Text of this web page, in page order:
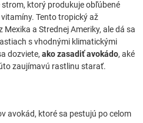
strom, ktorý produkuje obľúbené
Tento tropický až
a Strednej Ameriky, ale dá sa
s vhodnými klimatickými
dozviete, ako zasadiť avokádo, aké
zaujímavú rastlinu starať.
avokád, ktoré sa pestujú po celom